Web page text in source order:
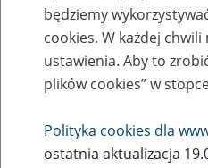
Zaproś ZUS do
eZUS w siedzibie
Rodzaj wydarzenia
Szkolenia
będziemy
cookies. W każdej
ustawienia. Aby to
plików cookies” w
Polityka cookies dla
ostatnia aktualizacja